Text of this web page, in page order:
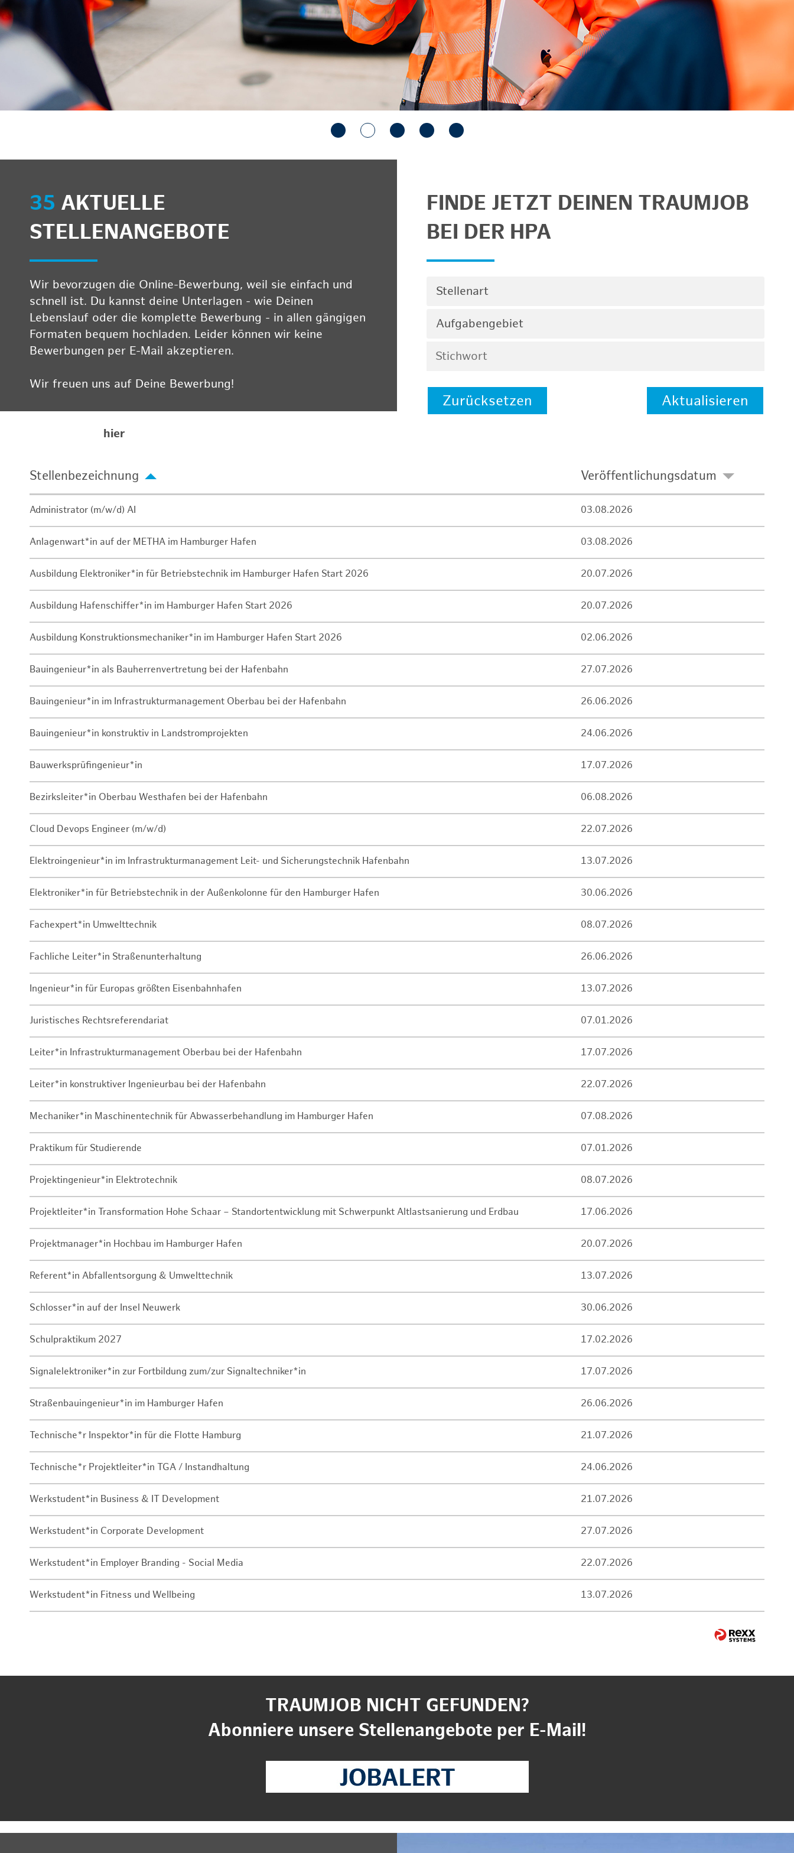
anzeigen/schließen
35 AKTUELLE
STELLENANGEBOTE
Wir bevorzugen die Online-Bewerbung, weil sie einfach und
schnell ist. Du kannst deine Unterlagen - wie Deinen
Lebenslauf oder die komplette Bewerbung - in allen gängigen
Formaten bequem hochladen. Leider können wir keine
Bewerbungen per E-Mail akzeptieren.
Wir freuen uns auf Deine Bewerbung!
hier
FINDE JETZT DEINEN TRAUMJOB
BEI DER HPA
Stellenart
Aufgabengebiet
Zurücksetzen Aktualisieren
Stellenbezeichnung Veröffentlichungsdatum
Administrator (m/w/d) AI 03.08.2026
Anlagenwart*in auf der METHA im Hamburger Hafen 03.08.2026
Ausbildung Elektroniker*in für Betriebstechnik im Hamburger Hafen Start 2026 20.07.2026
Ausbildung Hafenschiffer*in im Hamburger Hafen Start 2026 20.07.2026
Ausbildung Konstruktionsmechaniker*in im Hamburger Hafen Start 2026 02.06.2026
Bauingenieur*in als Bauherrenvertretung bei der Hafenbahn 27.07.2026
Bauingenieur*in im Infrastrukturmanagement Oberbau bei der Hafenbahn 26.06.2026
Bauingenieur*in konstruktiv in Landstromprojekten 24.06.2026
Bauwerksprüfingenieur*in 17.07.2026
Bezirksleiter*in Oberbau Westhafen bei der Hafenbahn 06.08.2026
Cloud Devops Engineer (m/w/d) 22.07.2026
Elektroingenieur*in im Infrastrukturmanagement Leit- und Sicherungstechnik Hafenbahn 13.07.2026
Elektroniker*in für Betriebstechnik in der Außenkolonne für den Hamburger Hafen 30.06.2026
Fachexpert*in Umwelttechnik 08.07.2026
Fachliche Leiter*in Straßenunterhaltung 26.06.2026
Ingenieur*in für Europas größten Eisenbahnhafen 13.07.2026
Juristisches Rechtsreferendariat 07.01.2026
Leiter*in Infrastrukturmanagement Oberbau bei der Hafenbahn 17.07.2026
Leiter*in konstruktiver Ingenieurbau bei der Hafenbahn 22.07.2026
Mechaniker*in Maschinentechnik für Abwasserbehandlung im Hamburger Hafen 07.08.2026
Praktikum für Studierende 07.01.2026
Projektingenieur*in Elektrotechnik 08.07.2026
Projektleiter*in Transformation Hohe Schaar – Standortentwicklung mit Schwerpunkt Altlastsanierung und Erdbau 17.06.2026
Projektmanager*in Hochbau im Hamburger Hafen 20.07.2026
Referent*in Abfallentsorgung & Umwelttechnik 13.07.2026
Schlosser*in auf der Insel Neuwerk 30.06.2026
Schulpraktikum 2027 17.02.2026
Signalelektroniker*in zur Fortbildung zum/zur Signaltechniker*in 17.07.2026
Straßenbauingenieur*in im Hamburger Hafen 26.06.2026
Technische*r Inspektor*in für die Flotte Hamburg 21.07.2026
Technische*r Projektleiter*in TGA / Instandhaltung 24.06.2026
Werkstudent*in Business & IT Development 21.07.2026
Werkstudent*in Corporate Development 27.07.2026
Werkstudent*in Employer Branding - Social Media 22.07.2026
Werkstudent*in Fitness und Wellbeing 13.07.2026
TRAUMJOB NICHT GEFUNDEN?
Abonniere unsere Stellenangebote per E-Mail!